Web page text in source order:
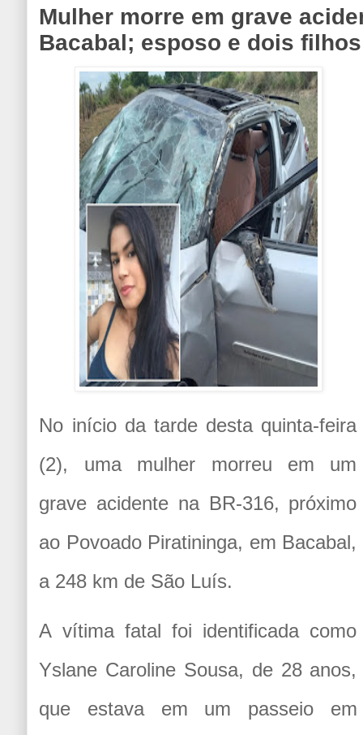
Mulher morre em grave
Bacabal; esposo e dois
No início da tarde desta quinta-feira
(2), uma mulher morreu em um
grave acidente na BR-316, próximo
ao Povoado Piratininga, em Bacabal,
a 248 km de São Luís.
A vítima fatal foi identificada como
Yslane Caroline Sousa, de 28 anos,
que estava em um passeio em